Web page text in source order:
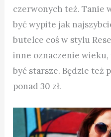
czerwonych też.Tanie
być wypite jak
butelce coś w stylu
inne oznaczenie
być starsze. Będzie też
ponad 30 zł.